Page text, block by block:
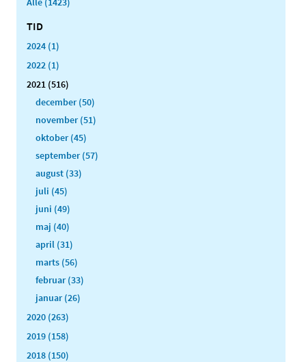
TID
2024 (1)
2022 (1)
2021 (516)
december (50)
november (51)
oktober (45)
september (57)
august (33)
juli (45)
juni (49)
maj (40)
april (31)
marts (56)
februar (33)
januar (26)
2020 (263)
2019 (158)
2018 (150)